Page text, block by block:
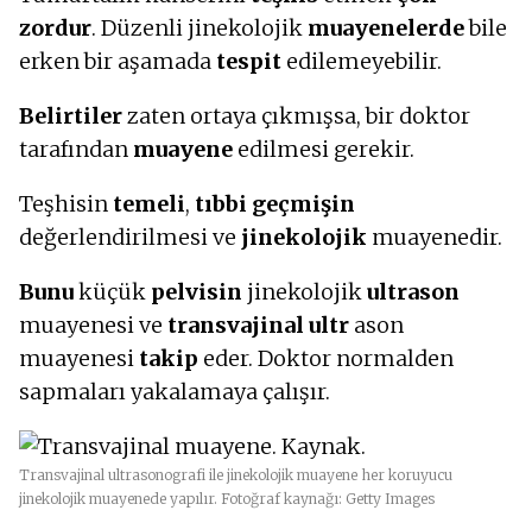
zordur. Düzenli jinekolojik muayenelerdebile
erken bir aşamada tespit edilemeyebilir.
Belirtilerzaten ortaya çıkmışsa, bir doktor
tarafından muayene edilmesi gerekir.
Teşhisin temeli, tıbbi geçmişin
değerlendirilmesi ve jinekolojik muayenedir.
Bunuküçük pelvisin jinekolojik ultrason
muayenesi ve transvajinal ultr ason
muayenesi takip eder. Doktor normalden
sapmaları yakalamaya çalışır.
Transvajinal ultrasonografi ile jinekolojik muayene her koruyucu
jinekolojik muayenede yapılır. Fotoğraf kaynağı: Getty Images